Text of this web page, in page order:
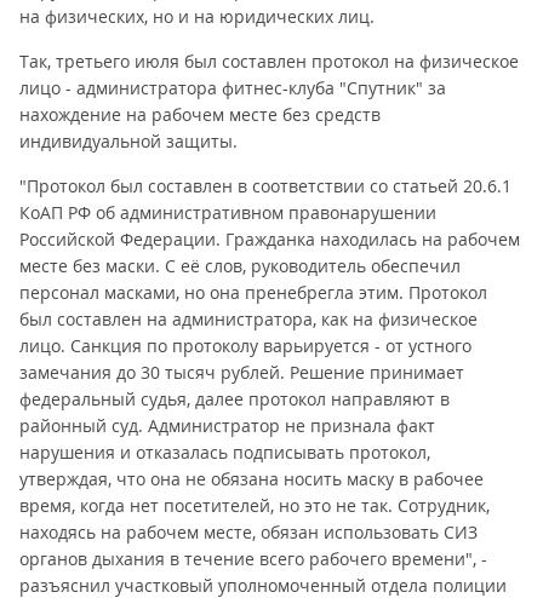
на физических, но и на юридических лиц.
Так, третьего июля был составлен протокол на физическое
лицо - администратора фитнес-клуба "Спутник" за
нахождение на рабочем месте без средств
индивидуальной защиты.
"Протокол был составлен в соответствии со статьей 20.6.1
КоАП РФ об административном правонарушении
Российской Федерации. Гражданка находилась на рабочем
месте без маски. С её слов, руководитель обеспечил
персонал масками, но она пренебрегла этим. Протокол
был составлен на администратора, как на физическое
лицо. Санкция по протоколу варьируется - от устного
замечания до 30 тысяч рублей. Решение принимает
федеральный судья, далее протокол направляют в
районный суд. Администратор не признала факт
нарушения и отказалась подписывать протокол,
утверждая, что она не обязана носить маску в рабочее
время, когда нет посетителей, но это не так. Сотрудник,
находясь на рабочем месте, обязан использовать СИЗ
органов дыхания в течение всего рабочего времени", -
разъяснил участковый уполномоченный отдела полиции